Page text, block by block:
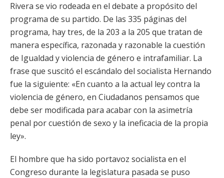
Rivera se vio rodeada en el debate a propósito del
programa de su partido. De las 335 páginas del
programa, hay tres, de la 203 a la 205 que tratan de
manera específica, razonada y razonable la cuestión
de Igualdad y violencia de género e intrafamiliar. La
frase que suscitó el escándalo del socialista Hernando
fue la siguiente: «En cuanto a la actual ley contra la
violencia de género, en Ciudadanos pensamos que
debe ser modificada para acabar con la asimetría
penal por cuestión de sexo y la ineficacia de la propia
ley».
El hombre que ha sido portavoz socialista en el
Congreso durante la legislatura pasada se puso